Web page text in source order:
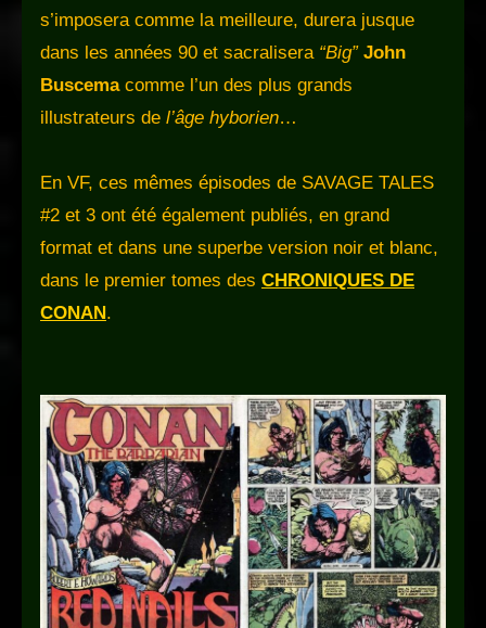
s’imposera comme la meilleure, durera jusque
dans les années 90 et sacralisera “Big” John
Buscema comme l’un des plus grands
illustrateurs de l’âge hyborien…
En VF, ces mêmes épisodes de SAVAGE TALES
#2 et 3 ont été également publiés, en grand
format et dans une superbe version noir et blanc,
dans le premier tomes des CHRONIQUES DE
CONAN .